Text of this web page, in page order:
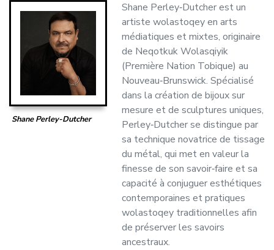
Shane Perley-Dutcher
Shane Perley‑Dutcher est un
artiste wolastoqey en arts
médiatiques et mixtes, originaire
de Neqotkuk Wolasqiyik
(Première Nation Tobique) au
Nouveau‑Brunswick. Spécialisé
dans la création de bijoux sur
mesure et de sculptures uniques,
Perley‑Dutcher se distingue par
sa technique novatrice de tissage
du métal, qui met en valeur la
finesse de son savoir‑faire et sa
capacité à conjuguer esthétiques
contemporaines et pratiques
wolastoqey traditionnelles afin
de préserver les savoirs
ancestraux.